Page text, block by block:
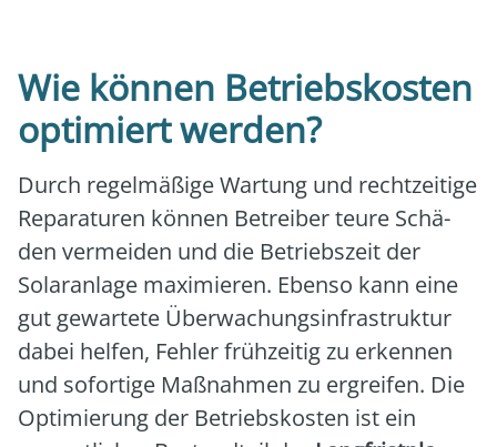
Wie können Betriebskosten
optimiert werden?
Durch regel­mä­ßi­ge War­tung und recht­zei­ti­ge
Repa­ra­tu­ren kön­nen Betrei­ber teu­re Schä­
den ver­mei­den und die Betriebs­zeit der
Solar­an­la­ge maxi­mie­ren. Eben­so kann eine
gut gewar­te­te Über­wa­chungs­in­fra­struk­tur
dabei hel­fen, Feh­ler früh­zei­tig zu erken­nen
und sofor­ti­ge Maß­nah­men zu ergrei­fen. Die
Opti­mie­rung der Betriebs­kos­ten ist ein